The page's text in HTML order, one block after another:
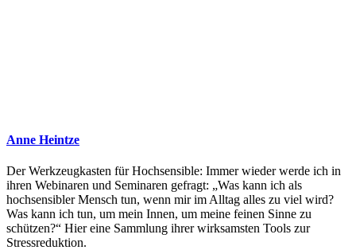
Anne Heintze
Der Werkzeugkasten für Hochsensible: Immer wieder werde ich in
ihren Webinaren und Seminaren gefragt: „Was kann ich als
hochsensibler Mensch tun, wenn mir im Alltag alles zu viel wird?
Was kann ich tun, um mein Innen, um meine feinen Sinne zu
schützen?“ Hier eine Sammlung ihrer wirksamsten Tools zur
Stressreduktion.